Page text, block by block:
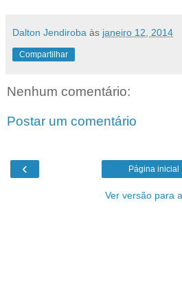
Dalton Jendiroba às janeiro 12, 2014
Compartilhar
Nenhum comentário:
Postar um comentário
‹ Página inicial
Ver versão para